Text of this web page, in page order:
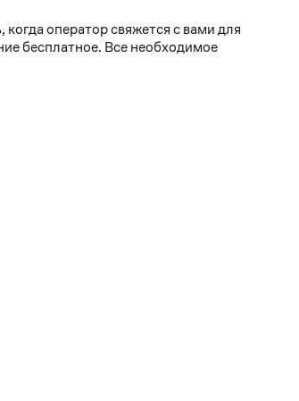
оператор свяжется с вами для
бесплатное. Все необходимое